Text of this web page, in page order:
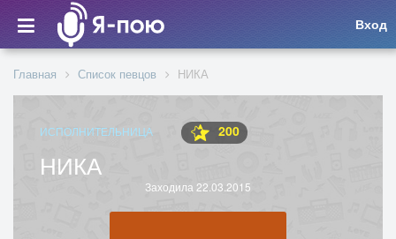
Вход
Главная Список певцов НИКА
ИСПОЛНИТЕЛЬНИЦА 200
НИКА
Заходила 22.03.2015